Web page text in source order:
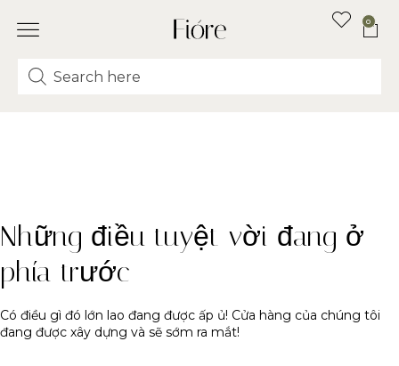
0
Những điều tuyệt vời đang ở
phía trước
Có điều gì đó lớn lao đang được ấp ủ! Cửa hàng của chúng tôi
đang được xây dựng và sẽ sớm ra mắt!